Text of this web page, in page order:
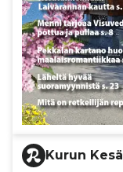
Kurun Kesä